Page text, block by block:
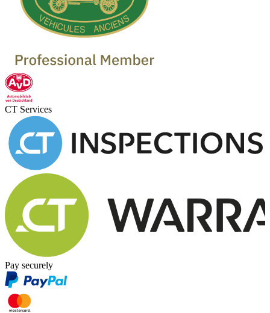
CT Services
Pay securely